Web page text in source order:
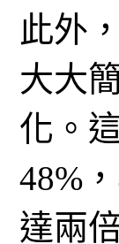
此外
大大
化。
48%
達兩